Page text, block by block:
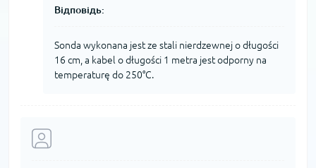
Відповідь:
Sonda wykonana jest ze stali nierdzewnej o długości
16 cm, a kabel o długości 1 metra jest odporny na
temperaturę do 250°C.